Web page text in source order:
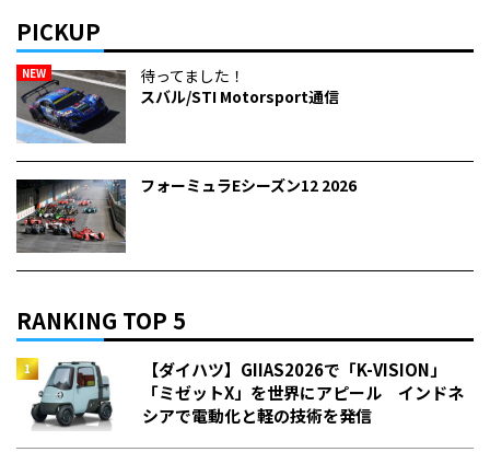
PICKUP
NEW
待ってました！
スバル/STI Motorsport通信
フォーミュラEシーズン12 2026
RANKING TOP 5
【ダイハツ】GIIAS2026で「K-VISION」
「ミゼットX」を世界にアピール インドネ
シアで電動化と軽の技術を発信